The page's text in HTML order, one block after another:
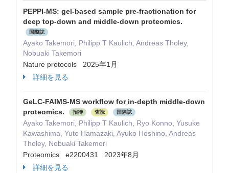
PEPPI-MS: gel-based sample pre-fractionation for
deep top-down and middle-down proteomics.
国際誌
Ayako Takemori, Philipp T Kaulich, Andreas Tholey,
Nobuaki Takemori
Nature protocols 2025年1月
詳細を見る
GeLC-FAIMS-MS workflow for in-depth middle-down
proteomics.
招待 査読 国際誌
Ayako Takemori, Philipp T Kaulich, Ryo Konno, Yusuke
Kawashima, Yuto Hamazaki, Ayuko Hoshino, Andreas
Tholey, Nobuaki Takemori
Proteomics e2200431 2023年8月
詳細を見る